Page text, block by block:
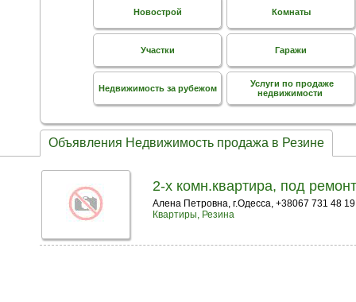
Новострой Комнаты
Участки Гаражи
Недвижимость за рубежом
Услуги по продаже
недвижимости
Объявления Недвижимость продажа в Резине
2-х комн.квартира, под
Алена Петровна, г.Одесса, +38067 731 48 19
Квартиры, Резина